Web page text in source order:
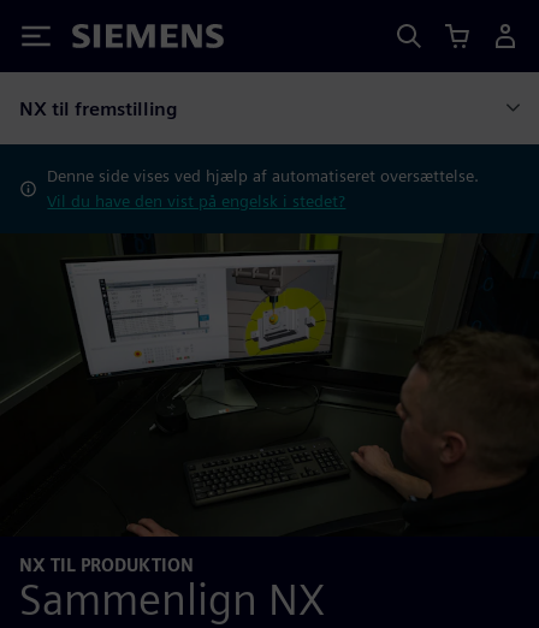
Siemens
NX til fremstilling
Denne side vises ved hjælp af automatiseret oversættelse.
Vil du have den vist på engelsk i stedet?
NX TIL PRODUKTION
Sammenlign NX